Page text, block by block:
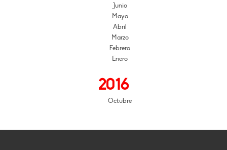
Junio
Mayo
Abril
Marzo
Febrero
Enero
2016
Octubre